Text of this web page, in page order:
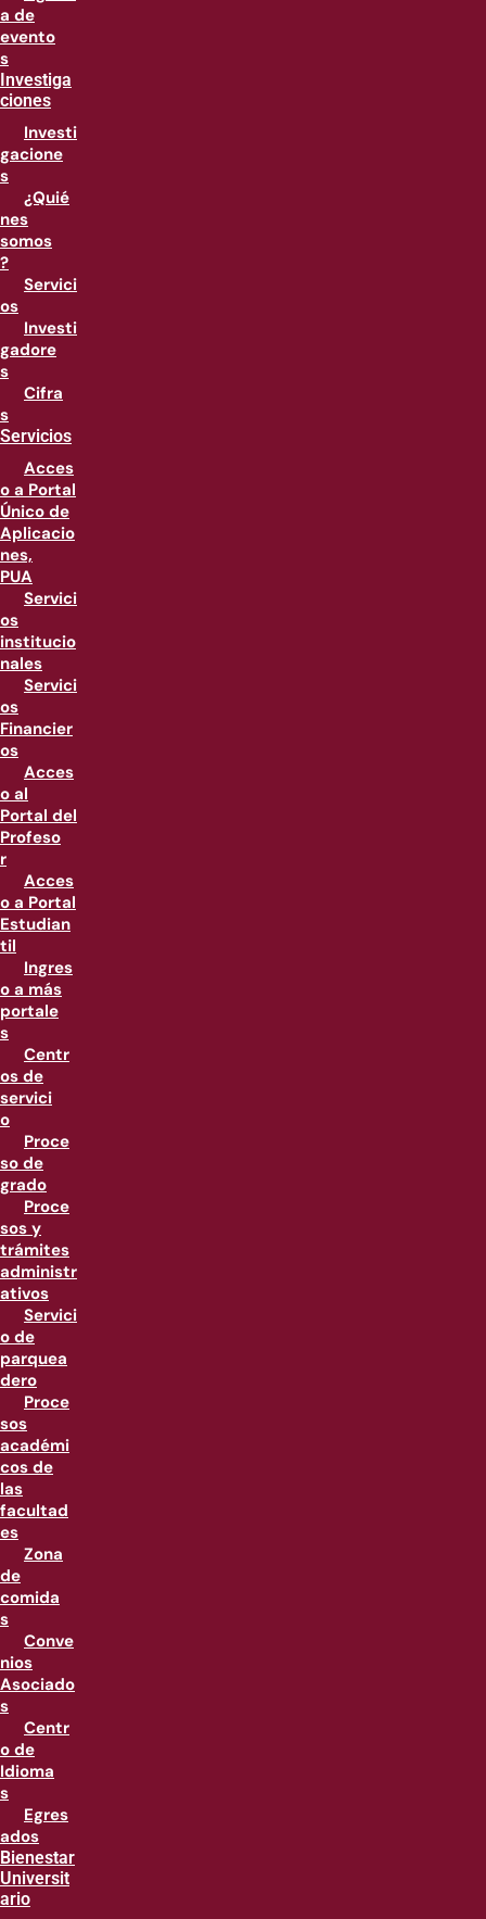
a de
evento
s
Investiga
ciones
Investi
gacione
s
¿Quié
nes
somos
?
Servici
os
Investi
gadore
s
Cifra
s
Servicios
Acces
o a Portal
Único de
Aplicacio
nes,
PUA
Servici
os
institucio
nales
Servici
os
Financier
os
Acces
o al
Portal del
Profeso
r
Acces
o a Portal
Estudian
til
Ingres
o a más
portale
s
Centr
os de
servici
o
Proce
so de
grado
Proce
sos y
trámites
administr
ativos
Servici
o de
parquea
dero
Proce
sos
académi
cos de
las
facultad
es
Zona
de
comida
s
Conve
nios
Asociado
s
Centr
o de
Idioma
s
Egres
ados
Bienestar
Universit
ario